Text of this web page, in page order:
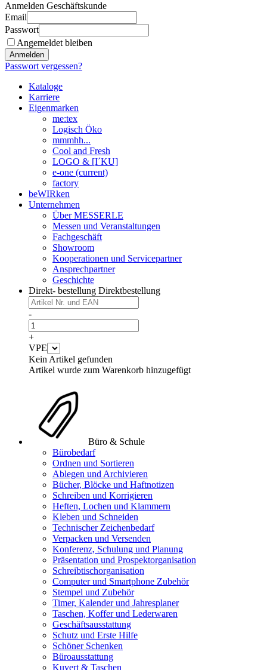
Anmelden Geschäftskunde
Email
Passwort
Angemeldet bleiben
Anmelden
Passwort vergessen?
Kataloge
Karriere
Eigenmarken
me:tex
Logisch Öko
mmmhh...
Cool and Fresh
LOGO & [I´KU]
e-one (current)
factory
beWIRken
Unternehmen
Über MESSERLE
Messen und Veranstaltungen
Fachgeschäft
Showroom
Kooperationen und Servicepartner
Ansprechpartner
Geschichte
Direkt- bestellung Direktbestellung
-
+
VPE
Kein Artikel gefunden
Artikel wurde zum Warenkorb hinzugefügt
Büro & Schule
Bürobedarf
Ordnen und Sortieren
Ablegen und Archivieren
Bücher, Blöcke und Haftnotizen
Schreiben und Korrigieren
Heften, Lochen und Klammern
Kleben und Schneiden
Technischer Zeichenbedarf
Verpacken und Versenden
Konferenz, Schulung und Planung
Präsentation und Prospektorganisation
Schreibtischorganisation
Computer und Smartphone Zubehör
Stempel und Zubehör
Timer, Kalender und Jahresplaner
Taschen, Koffer und Lederwaren
Geschäftsausstattung
Schutz und Erste Hilfe
Schöner Schenken
Büroausstattung
Kuvert & Taschen